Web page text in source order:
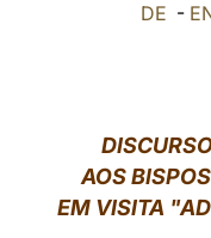
DE -
AOS
EM VISITA